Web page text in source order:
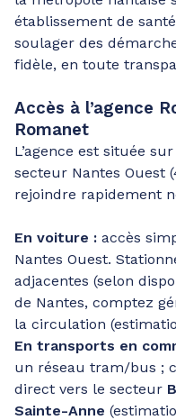
établissement de
soulager des
fidèle, en toute
Accès à l’agence
Romanet
L’agence est située
secteur Nantes Ouest
rejoindre rapidement
En voiture : accès
Nantes Ouest.
adjacentes (selon
de Nantes, comptez
la circulation
En transports en
un réseau tram/bus ;
direct vers le secteur
Sainte-Anne